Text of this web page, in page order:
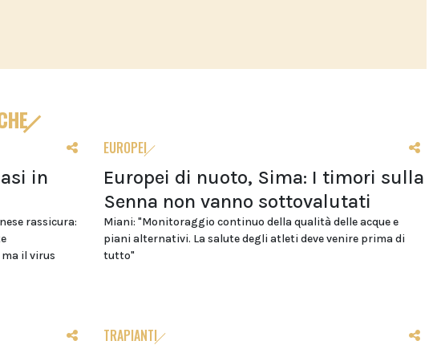
in
rassicura:
il virus
EUROPEI
Europei di nuoto, Sima: I timori sulla
Senna non vanno sottovalutati
Miani: "Monitoraggio continuo della qualità delle acque e
piani alternativi. La salute degli atleti deve venire prima di
tutto"
TRAPIANTI